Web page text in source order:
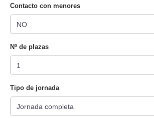
Contacto con menores
Nº de plazas
Tipo de jornada